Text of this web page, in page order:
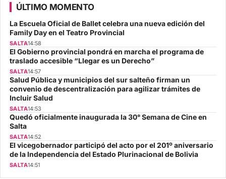
ÚLTIMO MOMENTO
La Escuela Oficial de Ballet celebra una nueva edición del
Family Day en el Teatro Provincial
SALTA14:58
El Gobierno provincial pondrá en marcha el programa de
traslado accesible “Llegar es un Derecho”
SALTA14:57
Salud Pública y municipios del sur salteño firman un
convenio de descentralización para agilizar trámites de
Incluir Salud
SALTA14:53
Quedó oficialmente inaugurada la 30° Semana de Cine en
Salta
SALTA14:52
El vicegobernador participó del acto por el 201º aniversario
de la Independencia del Estado Plurinacional de Bolivia
SALTA14:51